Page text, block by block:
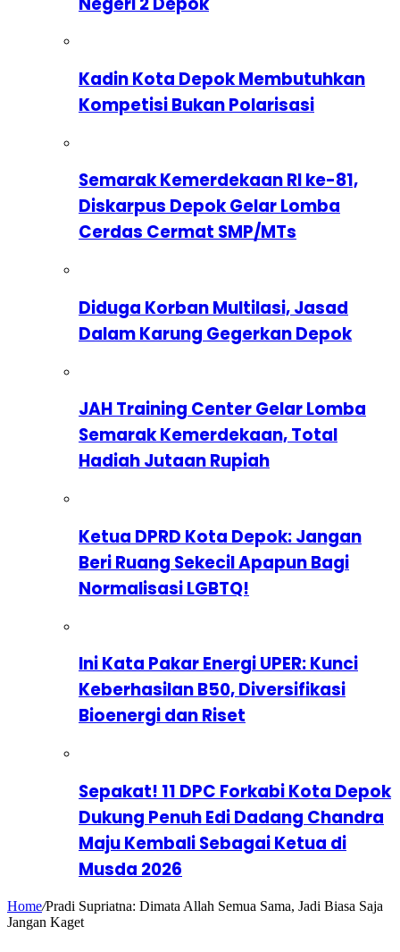
Kadin Kota Depok Membutuhkan
Kompetisi Bukan Polarisasi
Semarak Kemerdekaan RI ke-81,
Diskarpus Depok Gelar Lomba
Cerdas Cermat SMP/MTs
Diduga Korban Multilasi, Jasad
Dalam Karung Gegerkan Depok
JAH Training Center Gelar Lomba
Semarak Kemerdekaan, Total
Hadiah Jutaan Rupiah
Ketua DPRD Kota Depok: Jangan
Beri Ruang Sekecil Apapun Bagi
Normalisasi LGBTQ!
Ini Kata Pakar Energi UPER: Kunci
Keberhasilan B50, Diversifikasi
Bioenergi dan Riset
Sepakat! 11 DPC Forkabi Kota Depok
Dukung Penuh Edi Dadang Chandra
Maju Kembali Sebagai Ketua di
Musda 2026
Home/Pradi Supriatna: Dimata Allah Semua Sama, Jadi Biasa Saja
Jangan Kaget